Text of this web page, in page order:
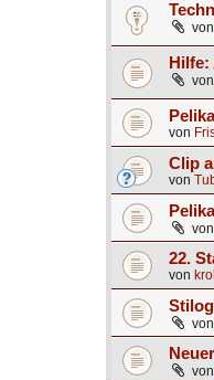
von
von
von
Clip
von
von
22.
von
von
von